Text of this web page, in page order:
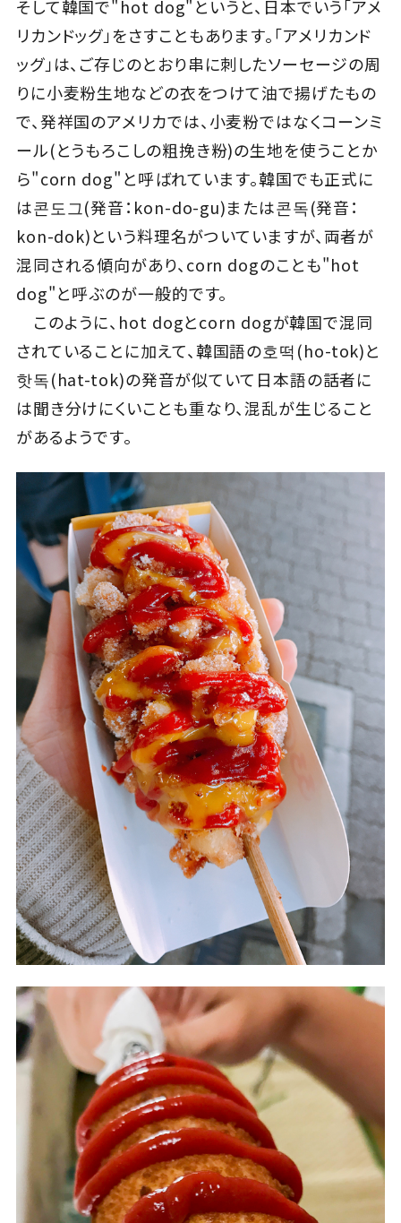
そして韓国で"hot dog"というと、日本でいう「アメ
リカンドッグ」をさすこともあります。「アメリカンド
ッグ」は、ご存じのとおり串に刺したソーセージの周
りに小麦粉生地などの衣をつけて油で揚げたもの
で、発祥国のアメリカでは、小麦粉ではなくコーンミ
ール(とうもろこしの粗挽き粉)の生地を使うことか
ら"corn dog"と呼ばれています。韓国でも正式に
は콘도그(発音：kon-do-gu)または콘독(発音：
kon-dok)という料理名がついていますが、両者が
混同される傾向があり、corn dogのことも"hot
dog"と呼ぶのが一般的です。
このように、hot dogとcorn dogが韓国で混同
されていることに加えて、韓国語の호떡(ho-tok)と
핫독(hat-tok)の発音が似ていて日本語の話者に
は聞き分けにくいことも重なり、混乱が生じること
があるようです。